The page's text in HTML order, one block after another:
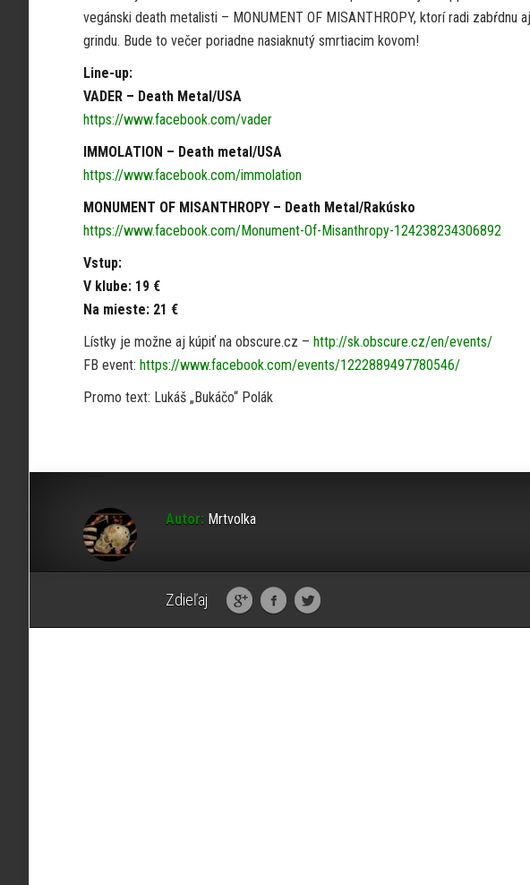
vegánski death metalisti – MONUMENT OF MISANTHROPY, ktorí radi zabŕdnu
grindu. Bude to večer poriadne nasiaknutý smrtiacim kovom!
Line-up:
VADER – Death Metal/USA
https://www.facebook.com/vader
IMMOLATION – Death metal/USA
https://www.facebook.com/immolation
MONUMENT OF MISANTHROPY – Death Metal/Rakúsko
https://www.facebook.com/Monument-Of-Misanthropy-124238234306892
Vstup:
V klube: 19 €
Na mieste: 21 €
Lístky je možne aj kúpiť na obscure.cz – http://sk.obscure.cz/en/events/
FB event: https://www.facebook.com/events/1222889497780546/
Promo text: Lukáš „Bukáčo“ Polák
Autor: Mrtvolka
Zdieľaj